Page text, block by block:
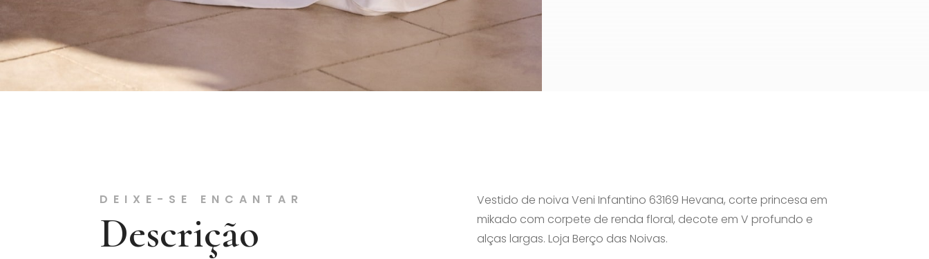
DEIXE-SE ENCANTAR
Descrição
Vestido de noiva Veni Infantino 63169 Hevana, corte princesa em
mikado com corpete de renda floral, decote em V profundo e
alças largas. Loja Berço das Noivas.